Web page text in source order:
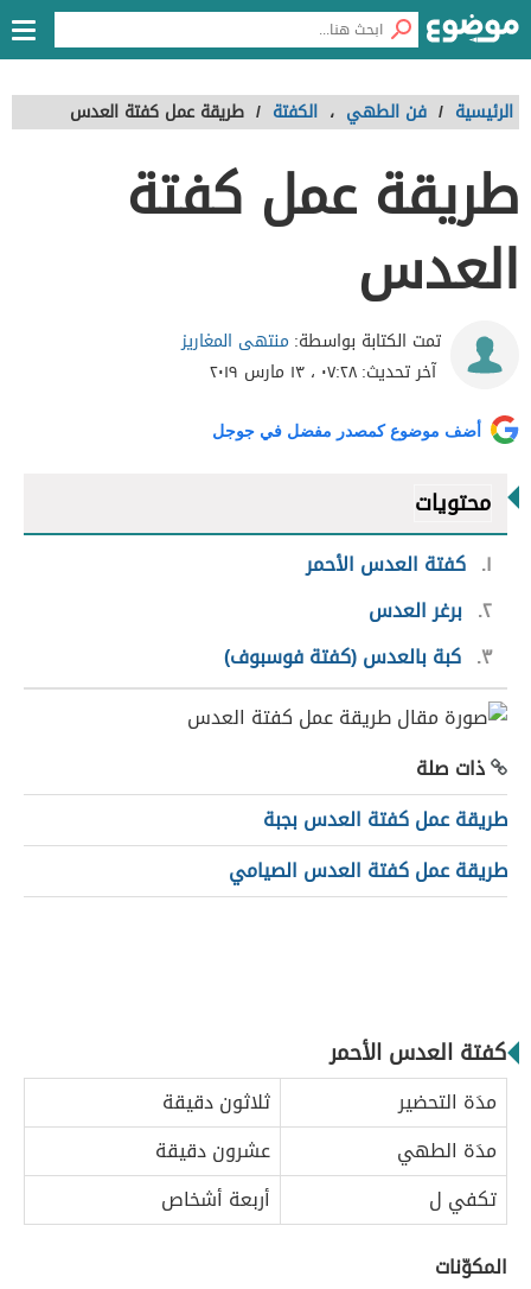
الرئيسية / فن الطهي ، الكفتة / طريقة عمل كفتة العدس
طريقة عمل كفتة
العدس
تمت الكتابة بواسطة: منتهى المغاريز
آخر تحديث:٠٧:٢٨ ، ١٣ مارس ٢٠١٩
أضف موضوع كمصدر مفضل في جوجل
محتويات
١ كفتة العدس الأحمر
٢ برغر العدس
٣ كبة بالعدس (كفتة فوسبوف)
ذات صلة
طريقة عمل كفتة العدس بجبة
طريقة عمل كفتة العدس الصيامي
كفتة العدس الأحمر
مدَة التحضير
ثلاثون دقيقة
مدَة الطهي
عشرون دقيقة
تكفي ل
أربعة أشخاص
المكوّنات